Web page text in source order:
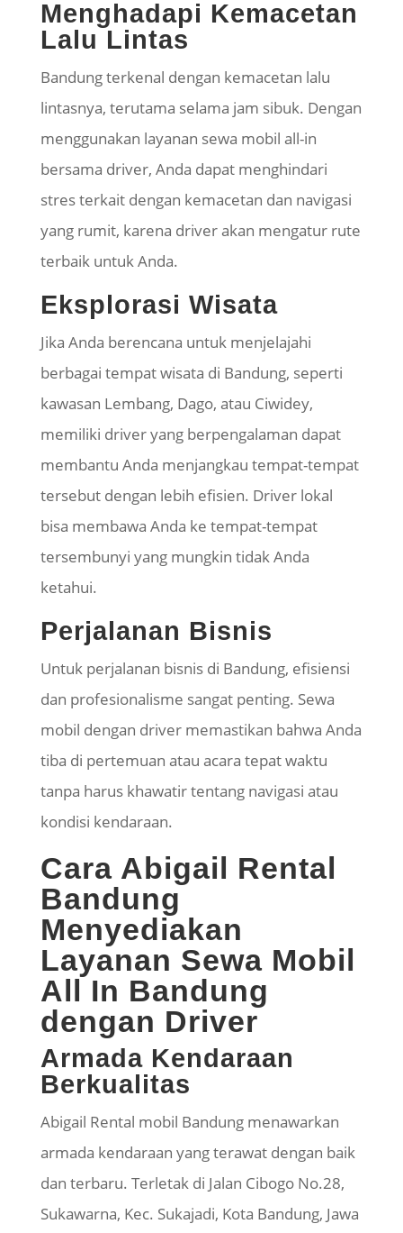
Menghadapi Kemacetan
Lalu Lintas
Bandung terkenal dengan kemacetan lalu
lintasnya, terutama selama jam sibuk. Dengan
menggunakan layanan sewa mobil all-in
bersama driver, Anda dapat menghindari
stres terkait dengan kemacetan dan navigasi
yang rumit, karena driver akan mengatur rute
terbaik untuk Anda.
Eksplorasi Wisata
Jika Anda berencana untuk menjelajahi
berbagai tempat wisata di Bandung, seperti
kawasan Lembang, Dago, atau Ciwidey,
memiliki driver yang berpengalaman dapat
membantu Anda menjangkau tempat-tempat
tersebut dengan lebih efisien. Driver lokal
bisa membawa Anda ke tempat-tempat
tersembunyi yang mungkin tidak Anda
ketahui.
Perjalanan Bisnis
Untuk perjalanan bisnis di Bandung, efisiensi
dan profesionalisme sangat penting. Sewa
mobil dengan driver memastikan bahwa Anda
tiba di pertemuan atau acara tepat waktu
tanpa harus khawatir tentang navigasi atau
kondisi kendaraan.
Cara Abigail Rental
Bandung
Menyediakan
Layanan Sewa Mobil
All In Bandung
dengan Driver
Armada Kendaraan
Berkualitas
Abigail Rental mobil Bandung menawarkan
armada kendaraan yang terawat dengan baik
dan terbaru. Terletak di Jalan Cibogo No.28,
Sukawarna, Kec. Sukajadi, Kota Bandung, Jawa